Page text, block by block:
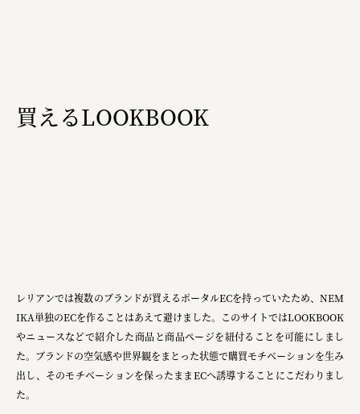
買えるLOOKBOOK
レリアンでは複数のブランドが買えるポータルECを持っていたため、NEM
IKA単独のECを作ることはあえて避けました。このサイトではLOOKBOOK
やニュースなどで紹介した商品と商品ページを紐付ることを可能にしまし
た。ブランドの空気感や世界観をまとった状態で購買モチベーションを生み
出し、そのモチベーションを保ったままECへ誘導することにこだわりまし
た。